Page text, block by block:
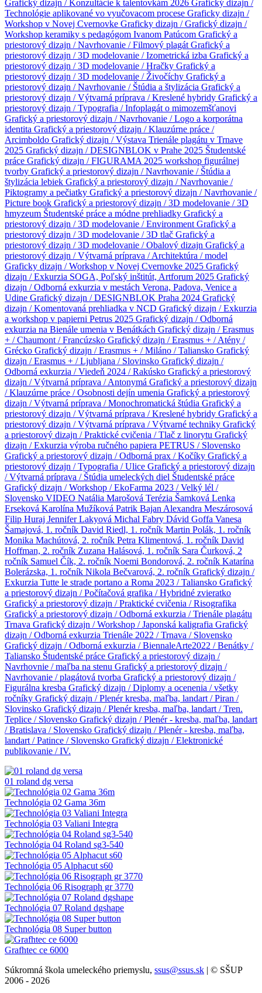
Grafický dizajn / Konzultácie k talentovkám 2026 Grafický dizajn /
Technológie aplikované vo vyučovacom procese Graficky dizajn /
Workshop v Novej Cvernovke Graficky dizajn /Grafický dizajn /
Workshop keramiky s pedagógom Ivanom Patúcom Grafický a
priestorový dizajn / Navrhovanie / Filmový plagátGrafický a
priestorový dizajn / 3D modelovanie / Izometrická izba Grafický a
priestorový dizajn / 3D modelovanie / Hračky Grafický a
priestorový dizajn / 3D modelovanie / Živočíchy Grafický a
priestorový dizajn / Navrhovanie / Štúdia a štylizácia Grafický a
priestorový dizajn / Výtvarná príprava / Kreslené hybridy Grafický a
priestorový dizajn / Typografia / Infoplagát o mimozemšťanovi
Grafický a priestorový dizajn / Navrhovanie / Logo a korporátna
identita Grafický a priestorový dizajn / Klauzúrne práce /
Arcimboldo Grafický dizajn / Výstava Trienále plagátu v Trnave
2025 Grafický dizajn / DESIGNBLOK v Prahe 2025 Študentské
práce Grafický dizajn / FIGURAMA 2025 workshop figurálnej
tvorby Grafický a priestorový dizajn / Navrhovanie / Štúdia a
štylizácia lebiek Grafický a priestorový dizajn / Navrhovanie /
Piktogramy a pečiatky Grafický a priestorový dizajn / Navrhovanie /
Picture book Grafický a priestorový dizajn / 3D modelovanie / 3D
hmyzeum Študentské práce a módne prehliadky Grafický a
priestorový dizajn / 3D modelovanie / EnvironmentGrafický a
priestorový dizajn / 3D modelovanie / 3D tlač Grafický a
priestorový dizajn / 3D modelovanie / Obalový dizajn Grafický a
priestorový dizajn / Výtvarná príprava / Architektúra / model
Graficky dizajn / Workshop v Novej Cvernovke 2025 Grafický
dizajn / Exkurzia SOGA, Poľský inštitút, Artforum 2025 Grafický
dizajn / Odborná exkurzia v mestách Verona, Padova, Venice a
Udine Grafický dizajn / DESIGNBLOK Praha 2024 Grafický
dizajn / Komentovaná prehliadka v NCD Grafický dizajn / Exkurzia
a workshop v papierni Petrus 2025 Grafický dizajn / Odborná
exkurzia na Bienále umenia v Benátkách Grafický dizajn / Erasmus
+ / Chaumont / Francúzsko Grafický dizajn / Erasmus + / Atény /
Grécko Grafický dizajn / Erasmus + / Miláno / Taliansko Grafický
dizajn / Erasmus + / Ljubljana / Slovinsko Grafický dizajn /
Odborná exkurzia / Viedeň 2024 / Rakúsko Grafický a priestorový
dizajn / Výtvarná príprava / Antonymá Grafický a priestorový dizajn
/ Klauzúrne práce / Osobnosti dejín umenia Grafický a priestorový
dizajn / Výtvarná príprava / Monochromatická štúdia Grafický a
priestorový dizajn / Výtvarná príprava / Kreslené hybridy Grafický a
priestorový dizajn / Výtvarná príprava / Výtvarné techniky Grafický
a priestorový dizajn / Praktické cvičenia / Tlač z linorytu Grafický
dizajn / Exkurzia výroba ručného papiera PETRUS / Slovensko
Grafický a priestorový dizajn / Odborná prax / Kočíky Grafický a
priestorový dizajn / Typografia / Ulice Grafický a priestorový dizajn
/ Výtvarná príprava / Štúdia umeleckých diel Študentské práce
Grafický dizajn / Workshop / EkoFarma 2023 / Velký lél /
Slovensko VIDEO Natália Marošová Terézia Šamková Lenka
Erseková Karolína Mužíková Patrik BajanAlexandra Meszárosová
Filip Huraj Jennifer Lakyová Michal Fabry Dávid Goffa Vanesa
Šamajová, 1. ročník David Riedl, 1. ročník Martin Polák, 1. ročník
Monika Machútová, 2. ročník Petra Klimentová, 1. ročník David
Hoffman, 2. ročník Zuzana Halásová, 1. ročník Sara Čurková, 2
ročník Samuel Čík, 2. ročník Noemi Bondorová, 2. ročník Katarína
Bolerázska, 1. ročník Nikola Bečvarová, 2. ročník Grafický dizajn /
Exkurzia Tutte le strade portano a Roma 2023 / Taliansko Grafický
a priestorový dizajn / Počítačová grafika / Hybridné zvieratko
Grafický a priestorový dizajn / Praktické cvičenia / Risografika
Grafický a priestorový dizajn / Odborná exkurzia / Trienále plagátu
Trnava Grafický dizajn / Workshop / Japonská kaligrafia Grafický
dizajn / Odborná exkurzia Trienále 2022 / Trnava / Slovensko
Grafický dizajn / Odborná exkurzia / BiennaleArte2022 / Benátky /
Taliansko Študentské práce Grafický a priestorový dizajn /
Navrhovnie / maľba na stenu Grafický a priestorový dizajn /
Navrhovanie / plagátová tvorba Grafický a priestorový dizajn /
Figurálna kresba Grafický dizajn / Diplomy a ocenenia / všetky
ročníky Grafický dizajn / Plenér kresba, maľba, landart / Piran /
Slovinsko Grafický dizajn / Plenér kresba, maľba, landart / Tren.
Teplice / Slovensko Grafický dizajn / Plenér - kresba, maľba, landart
/ Bratislava / Slovensko Grafický dizajn / Plenér - kresba, maľba,
landart / Patince / Slovensko Grafický dizajn / Elektronické
publikovanie / IV.
01 roland dg versa
Technológia 02 Gama 36m
Technológia 03 Valiani Integra
Technológia 04 Roland sg3-540
Technológia 05 Alphacut s60
Technológia 06 Risograph gr 3770
Technológia 07 Roland dgshape
Technológia 08 Super button
Grafhtec ce 6000
Súkromná škola umeleckého priemyslu, ssus@ssus.sk | © SŠUP
2006 - 2026